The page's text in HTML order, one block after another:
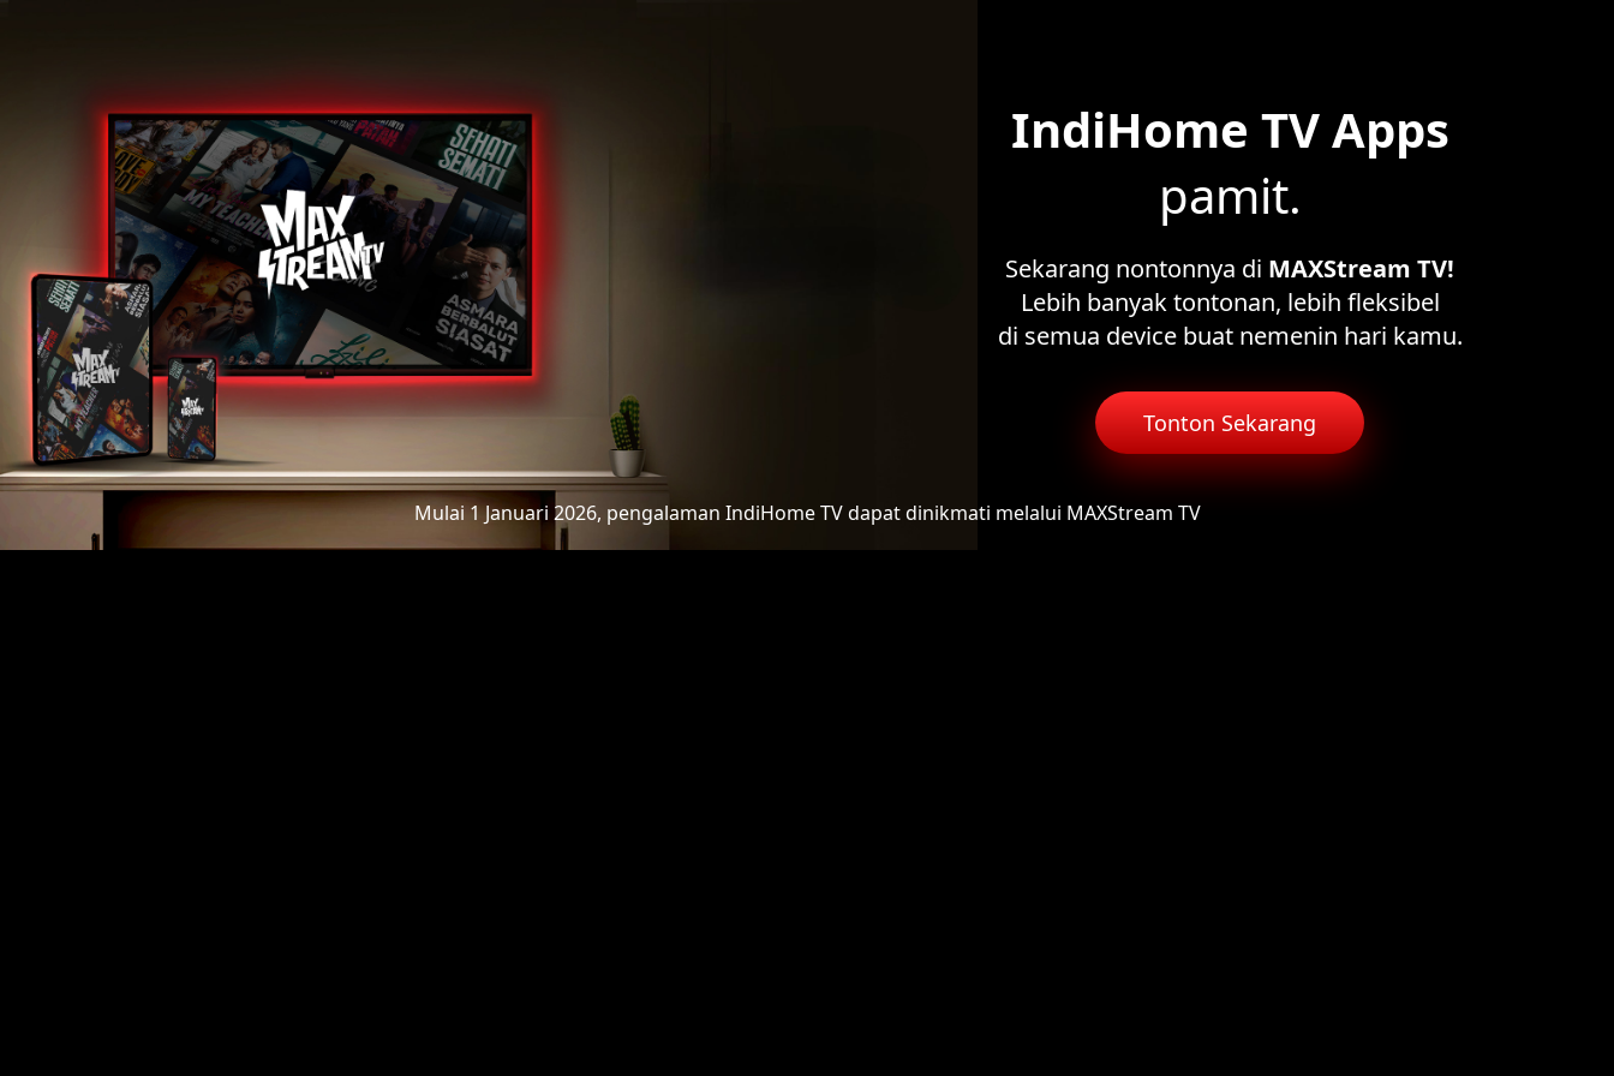
IndiHome TV Apps
pamit.
Sekarang nontonnya di MAXStream TV!
Lebih banyak tontonan, lebih fleksibel
di semua device buat nemenin hari kamu.
Tonton Sekarang
Mulai 1 Januari 2026, pengalaman IndiHome TVdapat dinikmati melalui MAXStream TV